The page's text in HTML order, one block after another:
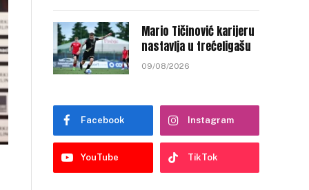
Mario Tičinović karijeru
nastavlja u trećeligašu
09/08/2026
Facebook Instagram
YouTube TikTok